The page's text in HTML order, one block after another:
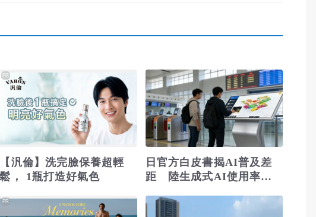
【汎倫】洗完臉保養超輕
鬆， 1瓶打造好氣色
PR
日官方白皮書揭AI普及差
距 陸生成式AI使用率
PR